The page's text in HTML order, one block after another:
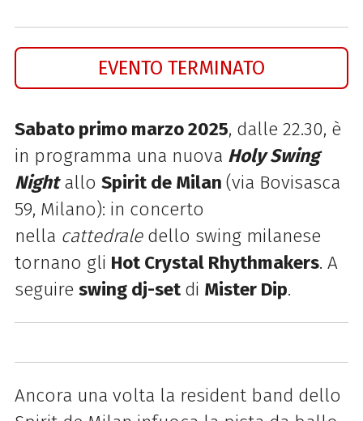
EVENTO TERMINATO
Sabato primo marzo 2025, dalle 22.30, è
in programma una nuova Holy Swing
Nightallo Spirit de Milan (via Bovisasca
59, Milano): in concerto
nella cattedraledello swing milanese
tornano gli Hot Crystal Rhythmakers. A
seguire swing dj-set di Mister Dip.
Ancora una volta la resident band dello